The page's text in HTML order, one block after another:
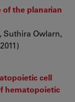
the planarian
Suthira Owlarn,
cell
hematopoietic